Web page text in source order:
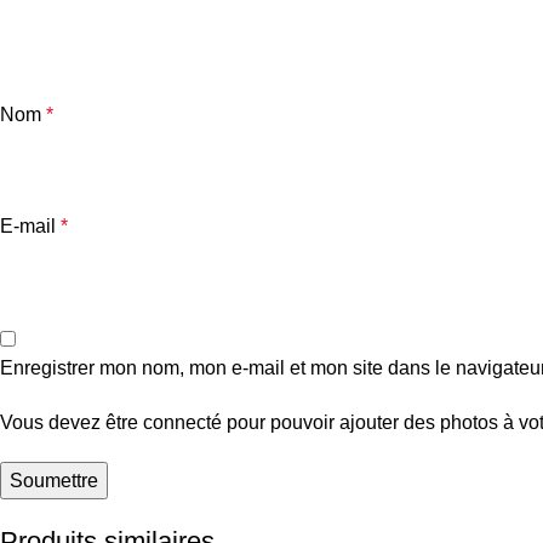
Nom *
E-mail *
Enregistrer mon nom, mon e-mail et mon site dans le
Vous devez être connecté pour pouvoir ajouter des photos à